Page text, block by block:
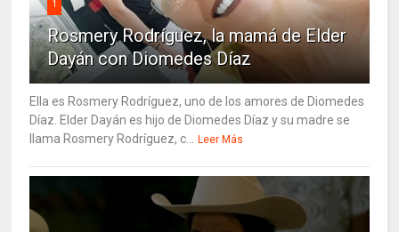
1
Rosmery Rodríguez, la mamá de Elder
Dayán con Diomedes Díaz
Ella es Rosmery Rodríguez, uno de los amores de Diomedes
Díaz. Elder Dayán es hijo de Diomedes Díaz y su madre se
llama Rosmery Rodríguez, c...
Leer Más